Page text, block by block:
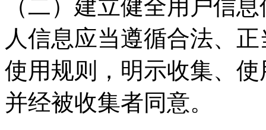
（二）建立健全用户信
人信息应当遵循合法、
使用规则，明示收集、
并经被收集者同意。